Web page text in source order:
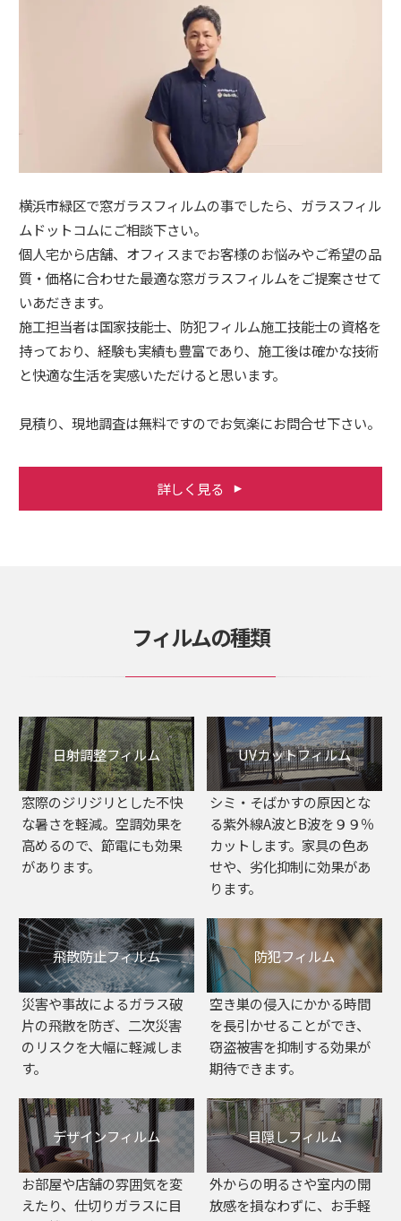
横浜市緑区で窓ガラスフィルムの事でしたら、ガラスフィル
ムドットコムにご相談下さい。
個人宅から店舗、オフィスまでお客様のお悩みやご希望の品
質・価格に合わせた最適な窓ガラスフィルムをご提案させて
いあだきます。
施工担当者は国家技能士、防犯フィルム施工技能士の資格を
持っており、経験も実績も豊富であり、施工後は確かな技術
と快適な生活を実感いただけると思います。
見積り、現地調査は無料ですのでお気楽にお問合せ下さい。
詳しく見る
フィルムの種類
日射調整フィルム
窓際のジリジリとした不快
な暑さを軽減。空調効果を
高めるので、節電にも効果
があります。
UVカットフィルム
シミ・そばかすの原因とな
る紫外線A波とB波を９９％
カットします。家具の色あ
せや、劣化抑制に効果があ
ります。
飛散防止フィルム
災害や事故によるガラス破
片の飛散を防ぎ、二次災害
のリスクを大幅に軽減しま
す。
防犯フィルム
空き巣の侵入にかかる時間
を長引かせることができ、
窃盗被害を抑制する効果が
期待できます。
デザインフィルム
お部屋や店舗の雰囲気を変
えたり、仕切りガラスに目
目隠しフィルム
外からの明るさや室内の開
放感を損なわずに、お手軽